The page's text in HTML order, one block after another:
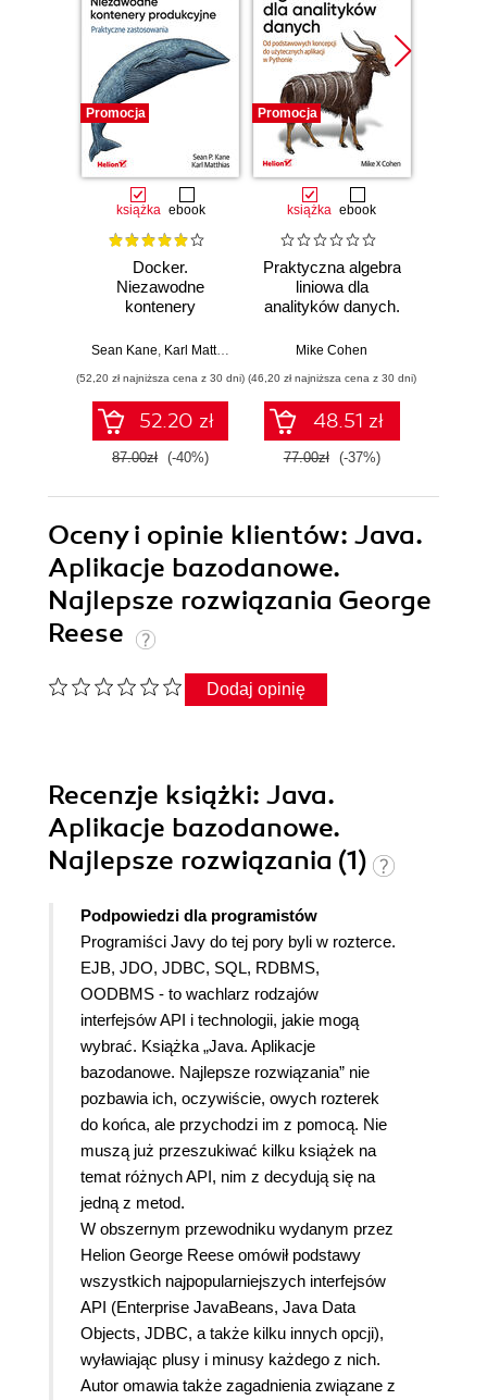
Promocja
książka ebook
Docker.
Niezawodne
kontenery
Praktyczne
Wydanie III
Sean Kane, Karl Matthias
(52,20 zł najniższa cena z 30 dni)
52.20 zł
87.00zł (-40%)
Promocja
książka ebook
Praktyczna algebra
liniowa dla
analityków danych.
koncepcji do
aplikacji w
Pythonie
Mike Cohen
(46,20 zł najniższa cena z 30 dni)
48.51 zł
77.00zł (-37%)
Oceny i opinie klientów: Java.
Aplikacje bazodanowe.
Najlepsze rozwiązania George
Reese
Dodaj opinię
Recenzje książki: Java.
Aplikacje bazodanowe.
Najlepsze rozwiązania (1)
Podpowiedzi dla programistów
Programiści Javy do tej pory byli w rozterce.
EJB, JDO, JDBC, SQL, RDBMS,
OODBMS - to wachlarz rodzajów
interfejsów API i technologii, jakie mogą
wybrać. Książka „Java. Aplikacje
bazodanowe. Najlepsze rozwiązania” nie
pozbawia ich, oczywiście, owych rozterek
do końca, ale przychodzi im z pomocą. Nie
muszą już przeszukiwać kilku książek na
temat różnych API, nim z decydują się na
jedną z metod.
W obszernym przewodniku wydanym przez
Helion George Reese omówił podstawy
wszystkich najpopularniejszych interfejsów
API (Enterprise JavaBeans, Java Data
Objects, JDBC, a także kilku innych opcji),
wyławiając plusy i minusy każdego z nich.
Autor omawia także zagadnienia związane z